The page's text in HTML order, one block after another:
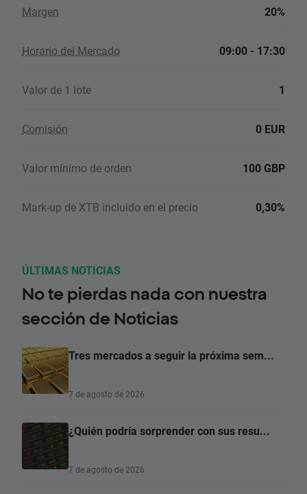
Margen 20%
Horario del Mercado 09:00 - 17:30
Valor de 1 lote 1
Comisión 0 EUR
Valor mínimo de orden 100 GBP
Mark-up de XTB incluido en el precio 0,30%
ÚLTIMAS NOTICIAS
No te pierdas nada con nuestra
sección de Noticias
Tres mercados a seguir la próxima sem...
7 de agosto de 2026
¿Quién podría sorprender con sus resu...
7 de agosto de 2026